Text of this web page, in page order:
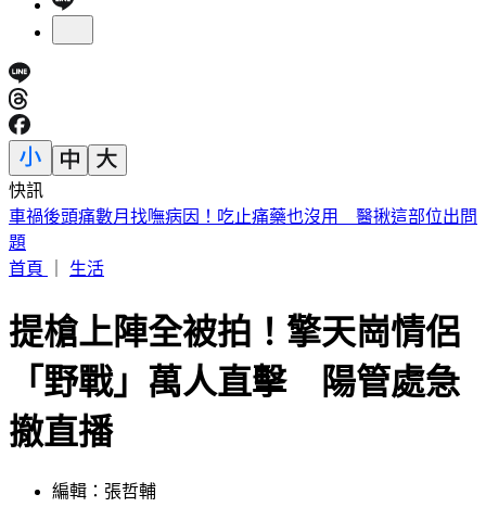
快訊
緯創股利「2度延後發放」 金管會出手：最重罰50萬
首頁
提槍上陣全被拍！擎天崗情侶
「野戰」萬人直擊 陽管處急
撤直播
發佈時間：2026.05.15 10:03